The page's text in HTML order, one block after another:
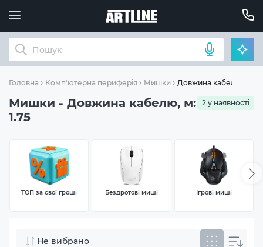
Головна Комп'ютерна периферія Мишки Довжина кабелю, м:
Мишки - Довжина кабелю, м:
1.75
2 у наявності
ТОП за свої гроші Бездротові миші Ігрові миші
Не вибрано